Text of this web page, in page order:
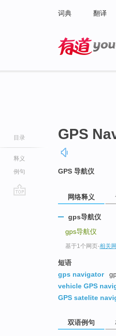
词典 翻译
目录
释义
例句
GPS
GPS 导航仪
网络释义
gps导航仪
gps导航仪
基于1个网页-相关
短语
gps navigator
vehicle GPS
GPS satelite
双语例句